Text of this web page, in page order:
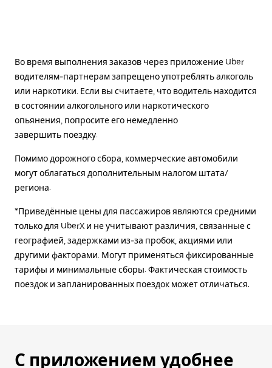
Во время выполнения заказов через приложение Uber
водителям-партнерам запрещено употреблять алкоголь
или наркотики. Если вы считаете, что водитель находится
в состоянии алкогольного или наркотического
опьянения, попросите его немедленно
завершить поездку.
Помимо дорожного сбора, коммерческие автомобили
могут облагаться дополнительным налогом штата/
региона.
*Приведённые цены для пассажиров являются средними
только для UberX и не учитывают различия, связанные с
географией, задержками из-за пробок, акциями или
другими факторами. Могут применяться фиксированные
тарифы и минимальные сборы. Фактическая стоимость
поездок и запланированных поездок может отличаться.
С приложением удобнее